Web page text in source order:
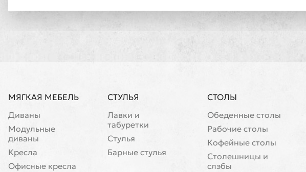
МЯГКАЯ МЕБЕЛЬ
Диваны
Модульные
диваны
Кресла
Офисные кресла
СТУЛЬЯ
Лавки и
табуретки
Стулья
Барные стулья
СТОЛЫ
Обеденные столы
Рабочие столы
Кофейные столы
Cтолешницы и
слэбы